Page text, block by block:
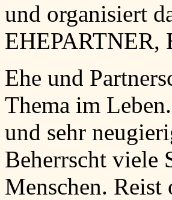
und organisiert
EHEPARTNER,
Ehe und
Thema im
und sehr
Beherrscht viele
Menschen.